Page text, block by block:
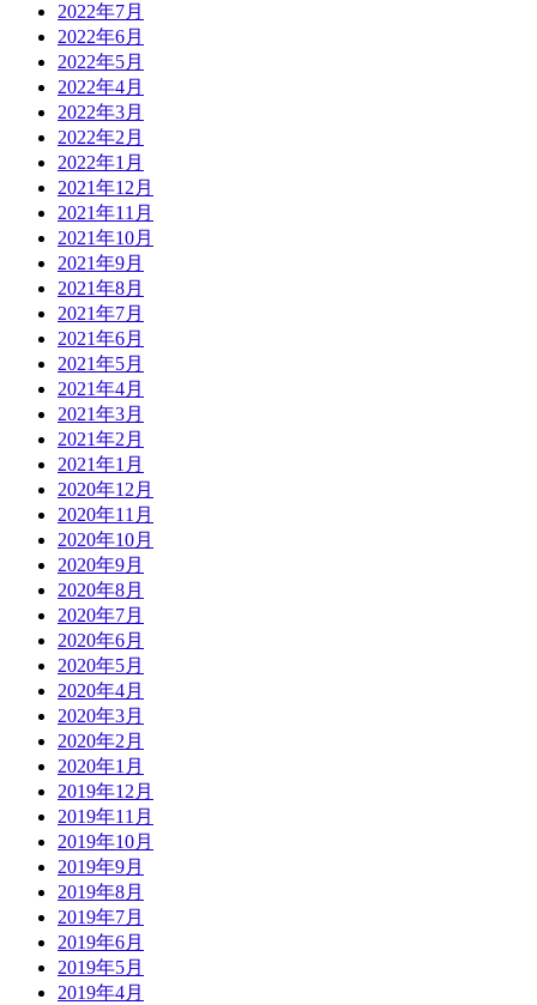
2022年7月
2022年6月
2022年5月
2022年4月
2022年3月
2022年2月
2022年1月
2021年12月
2021年11月
2021年10月
2021年9月
2021年8月
2021年7月
2021年6月
2021年5月
2021年4月
2021年3月
2021年2月
2021年1月
2020年12月
2020年11月
2020年10月
2020年9月
2020年8月
2020年7月
2020年6月
2020年5月
2020年4月
2020年3月
2020年2月
2020年1月
2019年12月
2019年11月
2019年10月
2019年9月
2019年8月
2019年7月
2019年6月
2019年5月
2019年4月